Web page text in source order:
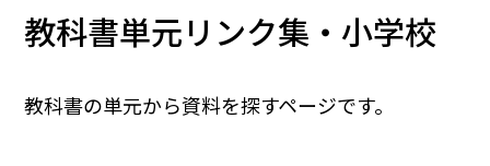
教科書単元リンク集・小学校
教科書の単元から資料を探すページです。